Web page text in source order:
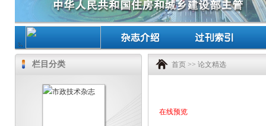
栏目分类 首页 >> 论文精选
在线预览